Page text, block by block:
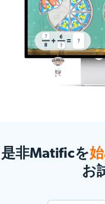
是非Matificを
お